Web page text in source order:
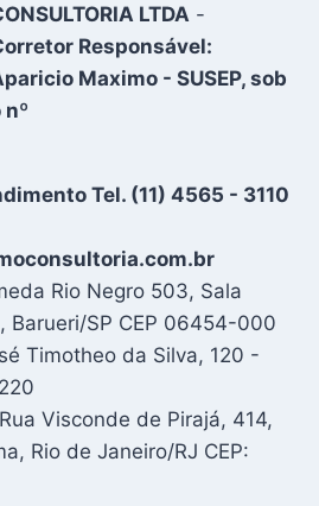
LTDA -
Responsável:
Maximo - SUSEP, sob
nº
Tel. (11) 4565 - 3110
Rio Negro 503, Sala
Barueri/SP CEP 06454-000
Timotheo da Silva, 120 -
Rua Visconde de Pirajá, 414,
Rio de Janeiro/RJ CEP: